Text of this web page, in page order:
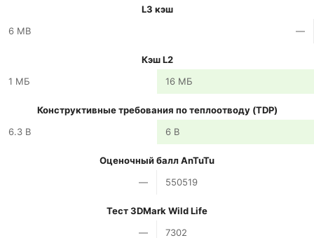
L3 кэш
6 MB
—
Кэш L2
1 МБ
16 МБ
Конструктивные требования по теплоотводу (TDP)
6.3 В
6 В
Оценочный балл AnTuTu
—
550519
Тест 3DMark Wild Life
—
7302